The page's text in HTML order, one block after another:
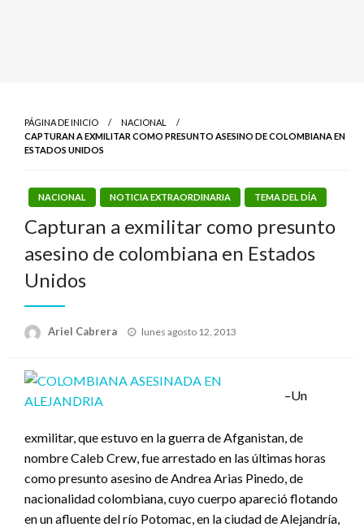
PÁGINA DE INICIO
NACIONAL
CAPTURAN A EXMILITAR COMO PRESUNTO ASESINO DE COLOMBIANA EN
ESTADOS UNIDOS
NACIONAL NOTICIA EXTRAORDINARIA TEMA DEL DÍA
Capturan a exmilitar como presunto
asesino de colombiana en Estados
Unidos
Ariel Cabrera
Publicado
lunes agosto 12, 2013
–Un
exmilitar, que estuvo en la guerra de Afganistan, de
nombre Caleb Crew, fue arrestado en las últimas horas
como presunto asesino de Andrea Arias Pinedo, de
nacionalidad colombiana, cuyo cuerpo apareció flotando
en un afluente del río Potomac, en la ciudad de Alejandría,